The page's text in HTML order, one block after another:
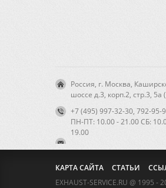
Россия, г. Москва,
шоссе д.3, корп.2, стр.3,
+7 (495) 997-32-30, 792-95-
ПН-ПТ: 10.00 - 21.00 CБ:
19.00
КАРТА САЙТА СТАТЬИ
EXHAUST-SERVICE.RU @ 1995 -